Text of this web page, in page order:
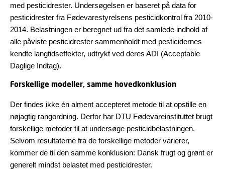
med pesticidrester. Undersøgelsen er baseret på data for
pesticidrester fra Fødevarestyrelsens pesticidkontrol fra 2010-
2014. Belastningen er beregnet ud fra det samlede indhold af
alle påviste pesticidrester sammenholdt med pesticidernes
kendte langtidseffekter, udtrykt ved deres ADI (Acceptable
Daglige Indtag).
Forskellige modeller, samme hovedkonklusion
Der findes ikke én alment accepteret metode til at opstille en
nøjagtig rangordning. Derfor har DTU Fødevareinstituttet brugt
forskellige metoder til at undersøge pesticidbelastningen.
Selvom resultaterne fra de forskellige metoder varierer,
kommer de til den samme konklusion: Dansk frugt og grønt er
generelt mindst belastet med pesticidrester.